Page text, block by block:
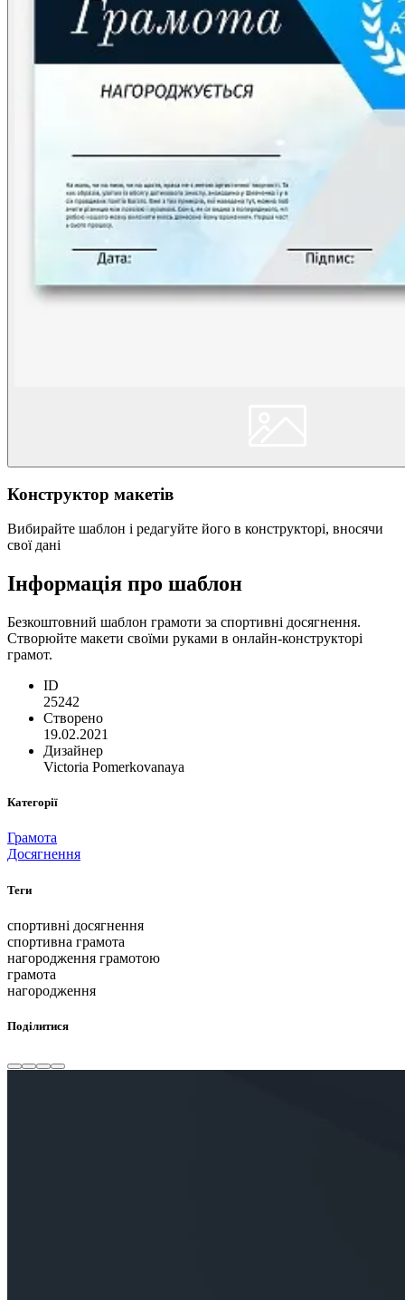
Конструктор макетів
Вибирайте шаблон і редагуйте його в конструкторі, вносячи
свої дані
Інформація про шаблон
Безкоштовний шаблон грамоти за спортивні досягнення.
Створюйте макети своїми руками в онлайн-конструкторі
грамот.
ID
25242
Створено
19.02.2021
Дизайнер
Victoria Pomerkovanaya
Категорії
Грамота
Досягнення
Теги
спортивні досягнення
спортивна грамота
нагородження грамотою
грамота
нагородження
Поділитися